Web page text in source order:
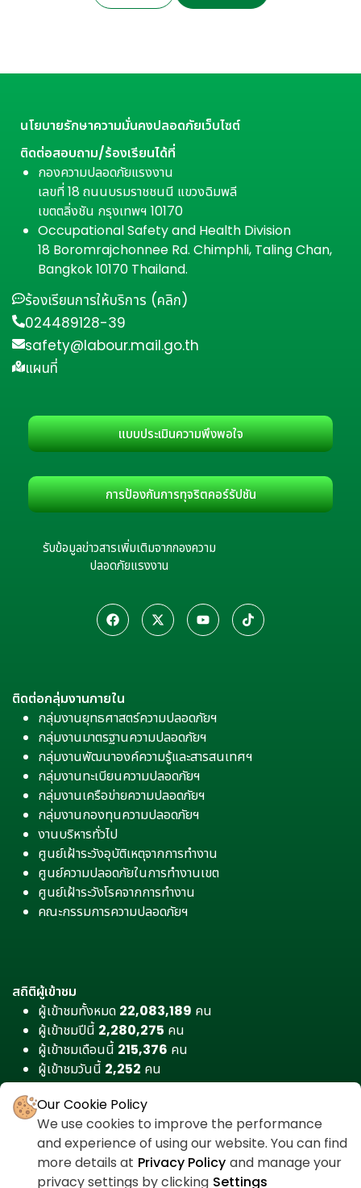
นโยบายรักษาความมั่นคงปลอดภัยเว็บไซต์
ติดต่อสอบถาม/ร้องเรียนได้ที่
กองความปลอดภัยแรงงาน
เลขที่ 18 ถนนบรมราชชนนี แขวงฉิมพลี
เขตตลิ่งชัน กรุงเทพฯ 10170
Occupational Safety and Health Division
18 Boromrajchonnee Rd. Chimphli, Taling Chan,
Bangkok 10170 Thailand.
ร้องเรียนการให้บริการ (คลิก)
024489128-39
safety@labour.mail.go.th
แผนที่
แบบประเมินความพึงพอใจ
การป้องกันการทุจริตคอร์รัปชัน
รับข้อมูลข่าวสารเพิ่มเติมจากกองความ
ปลอดภัยแรงงาน
ติดต่อกลุ่มงานภายใน
กลุ่มงานยุทธศาสตร์ความปลอดภัยฯ
กลุ่มงานมาตรฐานความปลอดภัยฯ
กลุ่มงานพัฒนาองค์ความรู้และสารสนเทศฯ
กลุ่มงานทะเบียนความปลอดภัยฯ
กลุ่มงานเครือข่ายความปลอดภัยฯ
กลุ่มงานกองทุนความปลอดภัยฯ
งานบริหารทั่วไป
ศูนย์เฝ้าระวังอุบัติเหตุจากการทำงาน
ศูนย์ความปลอดภัยในการทำงานเขต
ศูนย์เฝ้าระวังโรคจากการทำงาน
คณะกรรมการความปลอดภัยฯ
สถิติผู้เข้าชม
ผู้เข้าชมทั้งหมด 22,083,189 คน
ผู้เข้าชมปีนี้ 2,280,275 คน
ผู้เข้าชมเดือนนี้ 215,376 คน
ผู้เข้าชมวันนี้ 2,252 คน
Our Cookie Policy
We use cookies to improve the performance
and experience of using our website. You can find
more details at Privacy Policy and manage your
privacy settings by clicking Settings